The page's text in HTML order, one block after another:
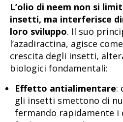
L’olio di neem non si
insetti, ma interferisce
loro sviluppo. Il suo
l’azadiractina, agisce
crescita degli insetti,
biologici fondamentali:
Effetto antialimentare:
gli insetti smettono di
fermando rapidamente i